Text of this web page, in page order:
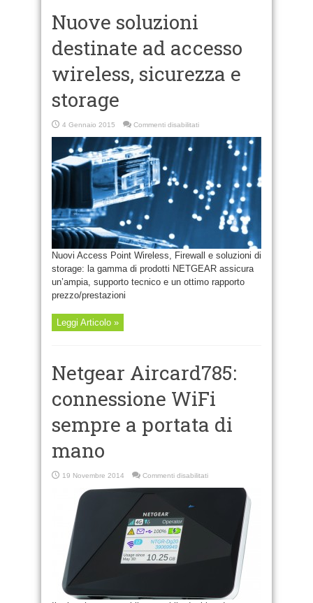
Nuove soluzioni
destinate ad accesso
wireless, sicurezza e
storage
4 Gennaio 2015 Commenti disabilitatisu
soluzioni
destinate
wireless,
sicurezza
storage
Nuovi Access Point Wireless, Firewall e soluzioni di
storage: la gamma di prodotti NETGEAR assicura
un’ampia, supporto tecnico e un ottimo rapporto
prezzo/prestazioni
Leggi Articolo »
Netgear Aircard785:
connessione WiFi
sempre a portata di
mano
19 Novembre 2014 Commenti disabilitatisu
Aircard785:
connessione